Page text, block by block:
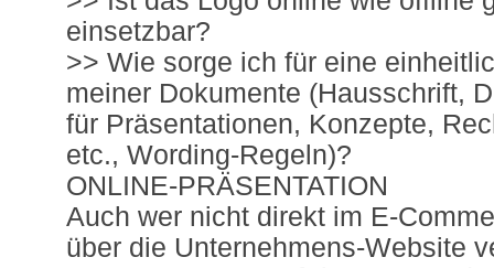
einsetzbar?
>> Wie sorge ich für eine
meiner Dokumente (Hausschrift,
für Präsentationen, Konzepte,
etc., Wording-Regeln)?
ONLINE-PRÄSENTATION
Auch wer nicht direkt im E-
über die Unternehmens-Website